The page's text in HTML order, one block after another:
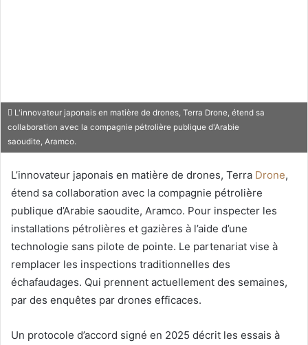
L'innovateur japonais en matière de drones, Terra Drone, étend sa
collaboration avec la compagnie pétrolière publique d'Arabie
saoudite, Aramco.
L’innovateur japonais en matière de drones, Terra Drone,
étend sa collaboration avec la compagnie pétrolière
publique d’Arabie saoudite, Aramco. Pour inspecter les
installations pétrolières et gazières à l’aide d’une
technologie sans pilote de pointe. Le partenariat vise à
remplacer les inspections traditionnelles des
échafaudages. Qui prennent actuellement des semaines,
par des enquêtes par drones efficaces.
Un protocole d’accord signé en 2025 décrit les essais à